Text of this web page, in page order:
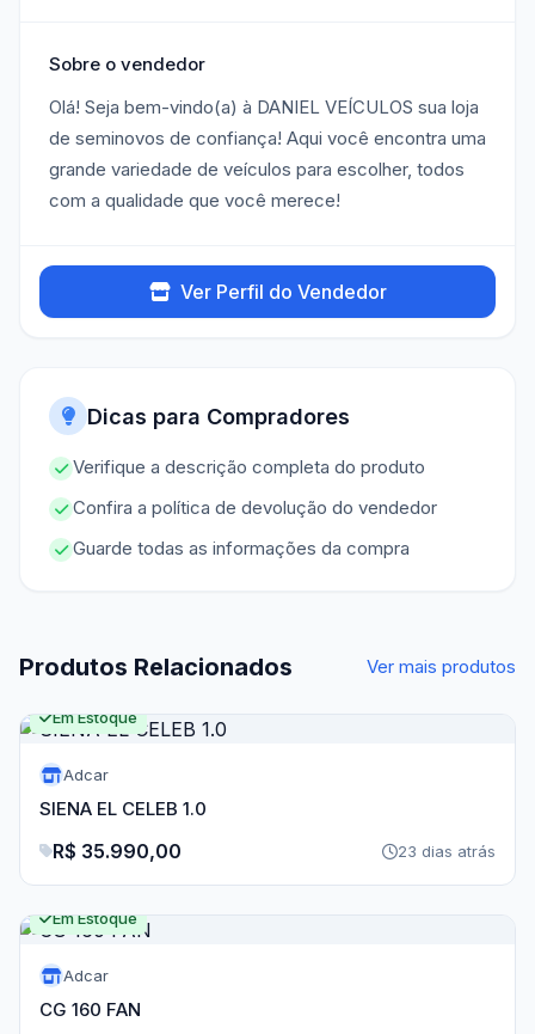
Sobre o vendedor
Olá! Seja bem-vindo(a) à DANIEL VEÍCULOS sua loja
de seminovos de confiança! Aqui você encontra uma
grande variedade de veículos para escolher, todos
com a qualidade que você merece!
Ver Perfil do Vendedor
Dicas para Compradores
Verifique a descrição completa do produto
Confira a política de devolução do vendedor
Guarde todas as informações da compra
Produtos Relacionados Ver mais produtos
Em Estoque
Adcar
SIENA EL CELEB 1.0
R$ 35.990,00 23 dias atrás
Em Estoque
Adcar
CG 160 FAN